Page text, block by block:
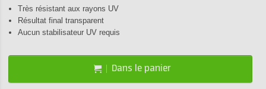
Très résistant aux rayons UV
Résultat final transparent
Aucun stabilisateur UV requis
Dans le panier